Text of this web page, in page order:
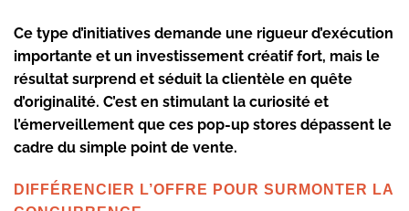
Ce type d’initiatives demande une rigueur d’exécution
importante et un investissement créatif fort, mais le
résultat surprend et séduit la clientèle en quête
d’originalité. C’est en stimulant la curiosité et
l’émerveillement que ces pop-up stores dépassent le
cadre du simple point de vente.
DIFFÉRENCIER L’OFFRE POUR SURMONTER LA